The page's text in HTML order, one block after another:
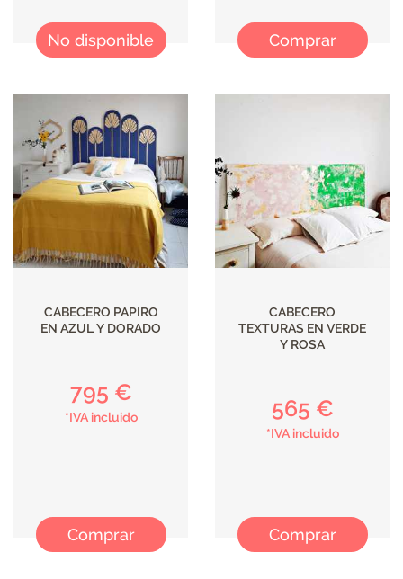
No disponible Comprar
CABECERO PAPIRO
EN AZUL Y DORADO
795 €
*IVA incluido
Comprar
CABECERO
TEXTURAS EN VERDE
Y ROSA
565 €
*IVA incluido
Comprar